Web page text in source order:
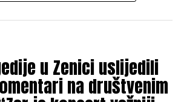
Armije RBiH.
Bosne i Hercegovine odlikovan je
priznanjima te je ostao upamćen
stratega u organizaciji i razvoju Armije
u Zenici uslijedili
na društvenim